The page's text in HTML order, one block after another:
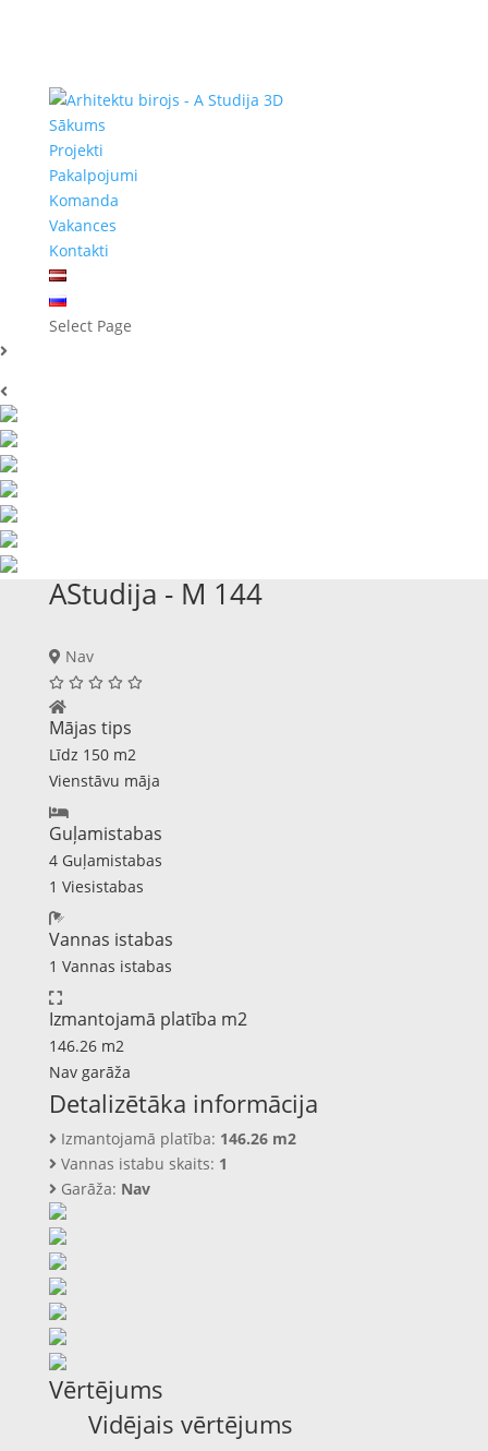
Sākums
Projekti
Pakalpojumi
Komanda
Vakances
Kontakti
Select Page
AStudija - M 144
Nav
Mājas tips
Līdz 150 m2
Vienstāvu māja
Guļamistabas
4 Guļamistabas
1 Viesistabas
Vannas istabas
1 Vannas istabas
Izmantojamā platība m2
146.26 m2
Nav garāža
Detalizētāka informācija
Izmantojamā platība: 146.26 m2
Vannas istabu skaits: 1
Garāža: Nav
Vērtējums
Vidējais vērtējums